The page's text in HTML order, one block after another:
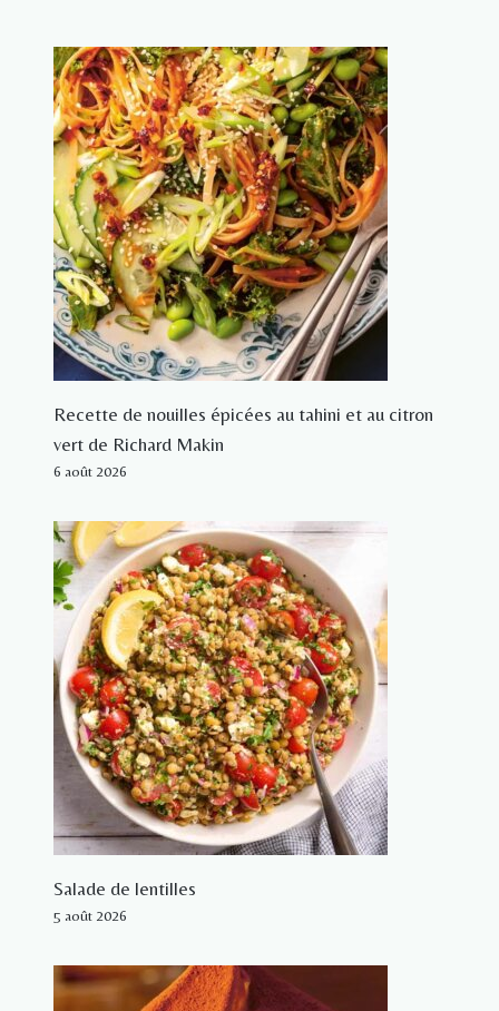
Recette de nouilles épicées au tahini et au citron
vert de Richard Makin
6 août 2026
Salade de lentilles
5 août 2026